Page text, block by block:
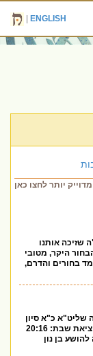
ENGLISH
יותר לחצו כאן
שזיכה אותנו
היקר, מטובי
בחורים והדרם,
כ"א סיון
תשפ"ו מפטירין: 'וישלח יהושע' כניסת שבת: 19:25 יציאת שבת: 20:16
משה להושע בן נון